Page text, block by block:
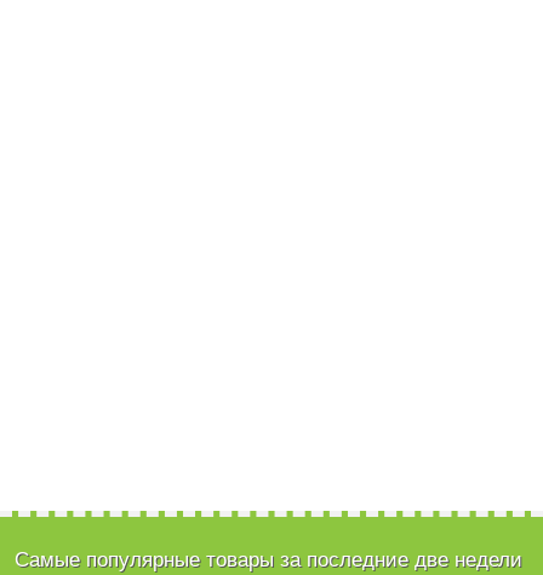
Самые популярные товары за последние две недели